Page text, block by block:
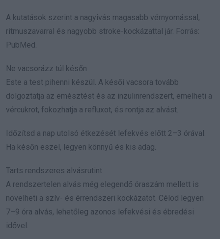
A kutatások szerint a nagyivás magasabb vérnyomással,
ritmuszavarral és nagyobb stroke-kockázattal jár. Forrás:
PubMed.
Ne vacsorázz túl későn
Este a test pihenni készül. A késői vacsora tovább
dolgoztatja az emésztést és az inzulinrendszert, emelheti a
vércukrot, fokozhatja a refluxot, és rontja az alvást.
Időzítsd a nap utolsó étkezését lefekvés előtt 2–3 órával.
Ha későn eszel, legyen könnyű és kis adag.
Tarts rendszeres alvásrutint
A rendszertelen alvás még elegendő óraszám mellett is
növelheti a szív- és érrendszeri kockázatot. Célod legyen
7–9 óra alvás, lehetőleg azonos lefekvési és ébredési
idővel.